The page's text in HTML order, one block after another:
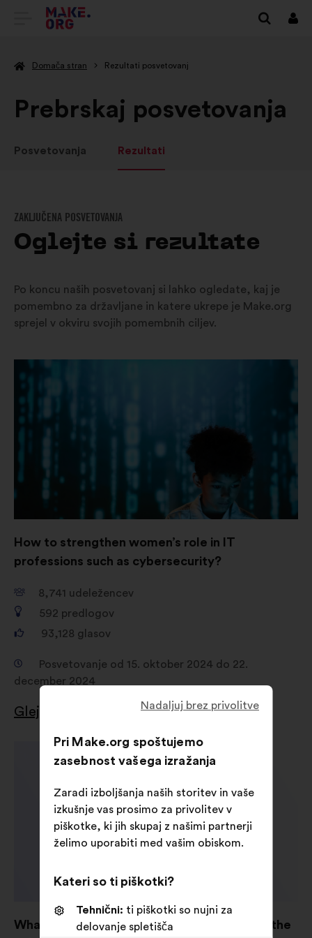
POJDI
DOMAČO
STRAN
MAKE.ORG
Domača stran Rezultati posvetovanj
Prebrskaj posvetovanja
Posvetovanja Rezultati
ZAKLJUČENA POSVETOVANJA
Oglejte si rezultate
Po koncu naših posvetovanj si lahko ogledate, kaj je
pomembno za državljane in katere ukrepe je Make.org
sprejel v okviru svojih pomembnih ciljev.
How to strengthen women’s role in IT
professions such as cybersecurity?
8,741 udeležencev
592 predlogov
93,128 glasov
Posvetovanje od 15. oktober 2024 do 22.
december 2024
Glej rezultate
What are your ideas for shaping AI to serve the
Nadaljuj brez privolitve
Pri Make.org spoštujemo
zasebnost vašega izražanja
Zaradi izboljšanja naših storitev in vaše
izkušnje vas prosimo za privolitev v
piškotke, ki jih skupaj z našimi partnerji
želimo uporabiti med vašim obiskom.
Kateri so ti piškotki?
Tehnični: ti piškotki so nujni za
delovanje spletišča